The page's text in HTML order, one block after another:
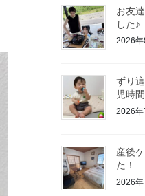
お友
した♪
2026年
ずり
児時間
2026年
産後
た！
2026年